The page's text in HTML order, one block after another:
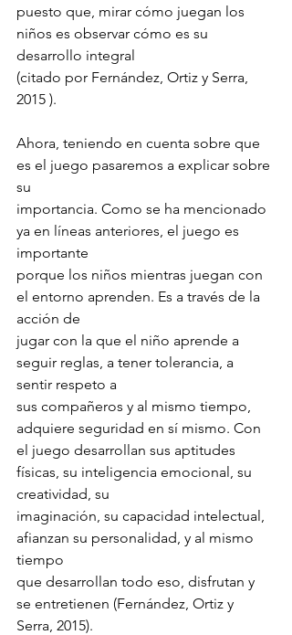
puesto que, mirar cómo juegan los
niños es observar cómo es su
desarrollo integral
(citado por Fernández, Ortiz y Serra,
2015 ).
Ahora, teniendo en cuenta sobre que
es el juego pasaremos a explicar sobre
su
importancia. Como se ha mencionado
ya en líneas anteriores, el juego es
importante
porque los niños mientras juegan con
el entorno aprenden. Es a través de la
acción de
jugar con la que el niño aprende a
seguir reglas, a tener tolerancia, a
sentir respeto a
sus compañeros y al mismo tiempo,
adquiere seguridad en sí mismo. Con
el juego desarrollan sus aptitudes
físicas, su inteligencia emocional, su
creatividad, su
imaginación, su capacidad intelectual,
afianzan su personalidad, y al mismo
tiempo
que desarrollan todo eso, disfrutan y
se entretienen (Fernández, Ortiz y
Serra, 2015).